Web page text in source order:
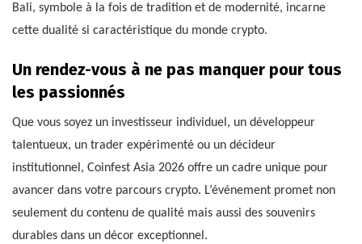
Bali, symbole à la fois de tradition et de modernité, incarne
cette dualité si caractéristique du monde crypto.
Un rendez-vous à ne pas manquer pour tous
les passionnés
Que vous soyez un investisseur individuel, un développeur
talentueux, un trader expérimenté ou un décideur
institutionnel, Coinfest Asia 2026 offre un cadre unique pour
avancer dans votre parcours crypto. L’événement promet non
seulement du contenu de qualité mais aussi des souvenirs
durables dans un décor exceptionnel.